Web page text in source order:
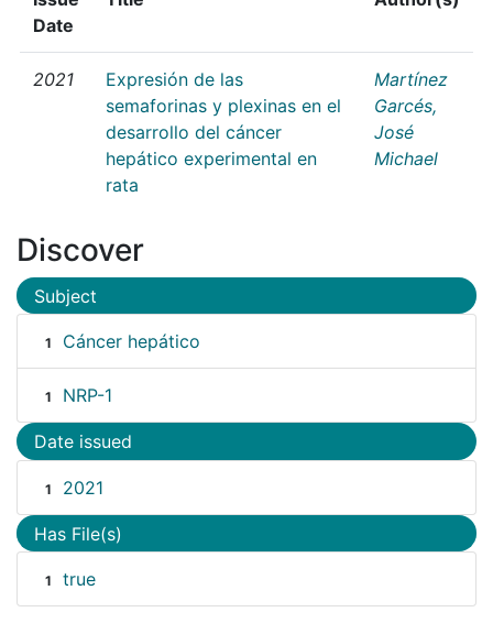
Date
2021
Expresión de las
semaforinas y plexinas en el
desarrollo del cáncer
hepático experimental en
rata
Martínez
Garcés,
José
Michael
Discover
Subject
1 Cáncer hepático
1 NRP-1
Date issued
1 2021
Has File(s)
1 true